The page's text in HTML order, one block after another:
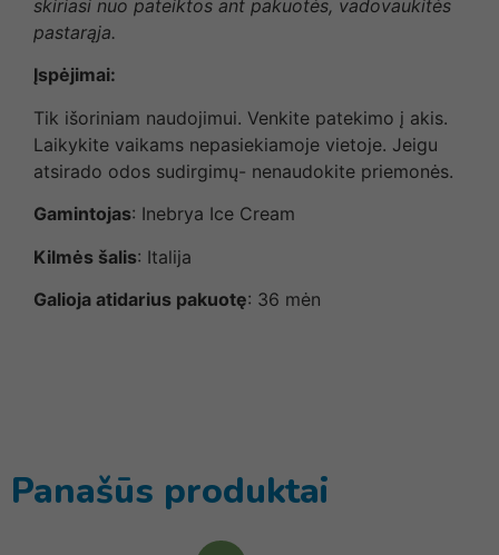
skiriasi nuo pateiktos ant pakuotės, vadovaukitės
pastarąja.
Įspėjimai:
Tik išoriniam naudojimui. Venkite patekimo į akis.
Laikykite vaikams nepasiekiamoje vietoje. Jeigu
atsirado odos sudirgimų- nenaudokite priemonės.
Gamintojas: Inebrya Ice Cream
Kilmės šalis: Italija
Galioja atidarius pakuotę: 36 mėn
Panašūs produktai